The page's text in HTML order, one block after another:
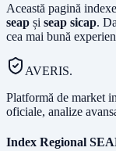
Această pagină
seap și seap sicap.
cea mai bună
AVERIS.
Platformă de market
oficiale, analize
Index Regional